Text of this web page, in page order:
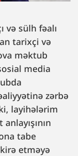
və sülh fəalı
tarixçi və
məktub
media
zərbə
layihələrim
tabe
etməyə